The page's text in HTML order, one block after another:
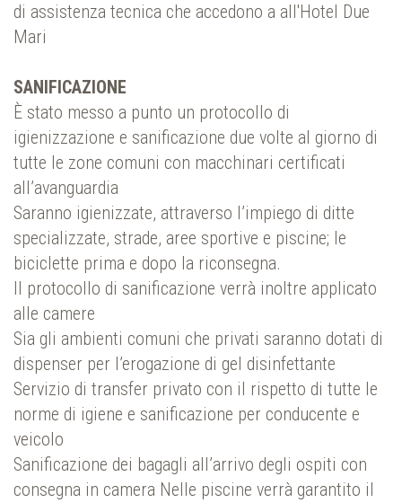
di assistenza tecnica che accedono a all'Hotel Due
Mari
SANIFICAZIONE
È stato messo a punto un protocollo di
igienizzazione e sanificazione due volte al giorno di
tutte le zone comuni con macchinari certificati
all’avanguardia
Saranno igienizzate, attraverso l’impiego di ditte
specializzate, strade, aree sportive e piscine; le
biciclette prima e dopo la riconsegna.
Il protocollo di sanificazione verrà inoltre applicato
alle camere
Sia gli ambienti comuni che privati saranno dotati di
dispenser per l’erogazione di gel disinfettante
Servizio di transfer privato con il rispetto di tutte le
norme di igiene e sanificazione per conducente e
veicolo
Sanificazione dei bagagli all’arrivo degli ospiti con
consegna in camera Nelle piscine verrà garantito il